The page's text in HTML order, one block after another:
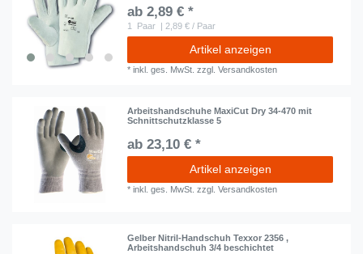
ab 2,89 € *
1 Paar | 2,89 € / Paar
Artikel anzeigen
*inkl. ges. MwSt. zzgl.Versandkosten
Arbeitshandschuhe MaxiCut Dry 34-470 mit
Schnittschutzklasse 5
ab 23,10 € *
Artikel anzeigen
*inkl. ges. MwSt. zzgl.Versandkosten
Gelber Nitril-Handschuh Texxor 2356 ,
Arbeitshandschuh 3/4 beschichtet